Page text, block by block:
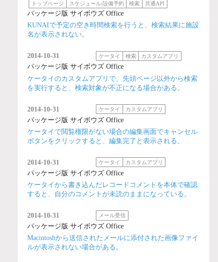
トップページ スケジュール/設備予約 検索 共通API
パッケージ版 サイボウズ Office
KUNAIで予定の空き時間検索を行うと、検索結果に施設
名が表示されない。
2014-10-31 ケータイ 検索 カスタムアプリ
パッケージ版 サイボウズ Office
ケータイのカスタムアプリで、先頭ページ以外から検索
を実行すると、検索対象が不正になる場合がある。
2014-10-31 ケータイ カスタムアプリ
パッケージ版 サイボウズ Office
ケータイで閲覧権限がない場合の編集画面でキャンセル
ボタンをクリックすると、編集完了と表示される。
2014-10-31 ケータイ カスタムアプリ
パッケージ版 サイボウズ Office
ケータイから書き込んだレコードコメントを本体で確認
すると、自分のコメントが未読のままになっている。
2014-10-31 メール受信
パッケージ版 サイボウズ Office
Macintoshから送信されたメールに添付された画像ファイ
ルが表示されない場合がある。